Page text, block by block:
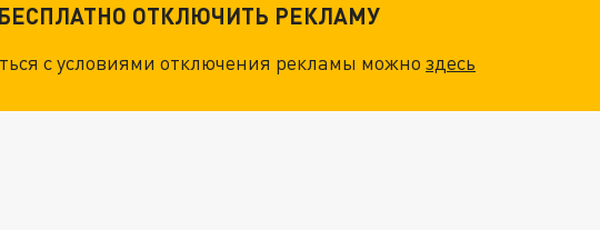
ОТКЛЮЧИТЬ РЕКЛАМУ
с условиями отключения рекламы можноздесь